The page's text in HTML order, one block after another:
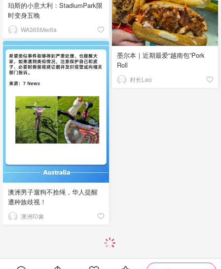
墨尔本｜近期最爱“越南包”Pork
Roll
村长Leo
珀斯的小意大利：StadiumPark限
时变身五晚
WA365Media
澳洲男子遛狗不拴绳，华人提醒
遭种族歧视！
澳洲印象